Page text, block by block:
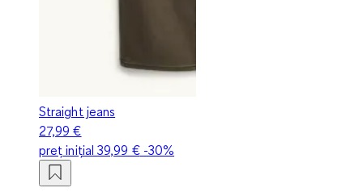
Straight jeans
27,99 €
preț inițial39,99 €-30%